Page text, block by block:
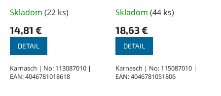
nepovlakované
Skladom (22 ks)
14,81 €
DETAIL
Karnasch | No: 113087010 |
EAN: 4046781018618
povlakované
Skladom (44 ks)
18,63 €
DETAIL
Karnasch | No: 115087010 |
EAN: 4046781051806